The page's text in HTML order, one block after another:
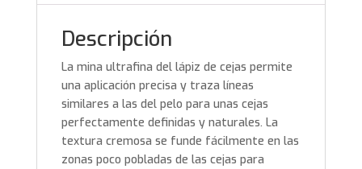
Descripción
La mina ultrafina del lápiz de cejas permite
una aplicación precisa y traza líneas
similares a las del pelo para unas cejas
perfectamente definidas y naturales. La
textura cremosa se funde fácilmente en las
zonas poco pobladas de las cejas para